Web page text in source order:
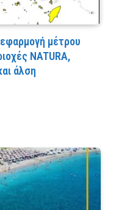
μέτρου
NATURA,
άλση